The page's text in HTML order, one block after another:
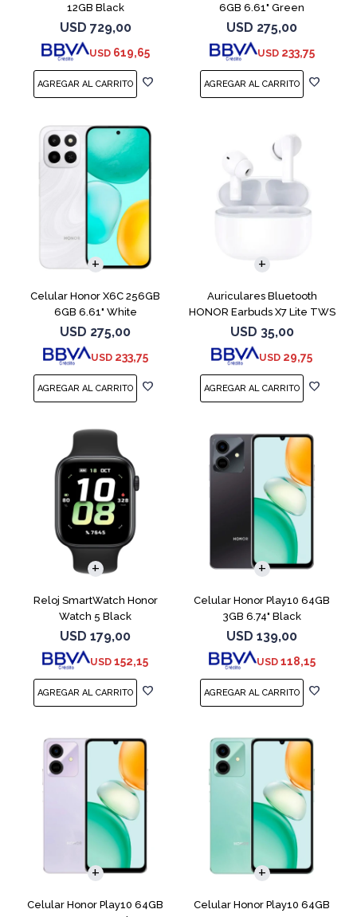
12GB Black
USD 729,00
USD 619,65
6GB 6.61" Green
USD 275,00
USD 233,75
Celular Honor X6C 256GB
6GB 6.61" White
USD 275,00
USD 233,75
COMPARAR
Auriculares Bluetooth
HONOR Earbuds X7 Lite TWS
White
USD 35,00
USD 29,75
Reloj SmartWatch Honor
Watch 5 Black
USD 179,00
USD 152,15
Celular Honor Play10 64GB
3GB 6.74" Black
USD 139,00
USD 118,15
COMPARAR
Celular Honor Play10 64GB
COMPARAR
Celular Honor Play10 64GB
COMPARAR